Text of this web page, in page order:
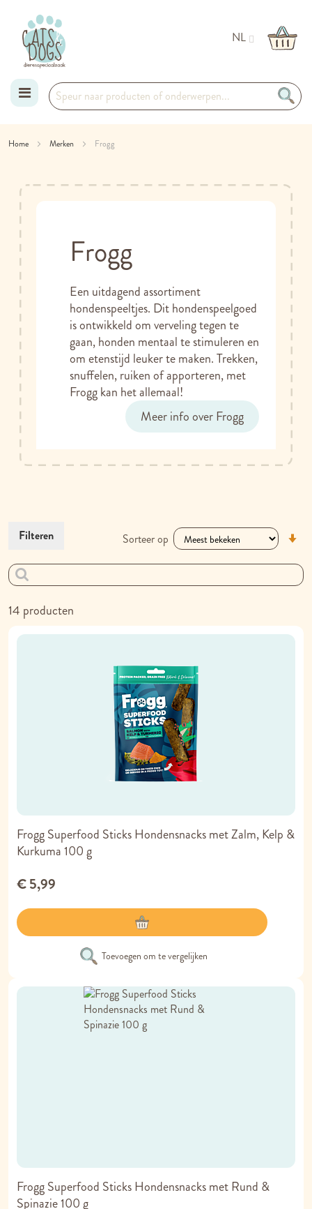
NL
inhoud
Home Merken Frogg
Frogg
Een uitdagend assortiment
hondenspeeltjes. Dit hondenspeelgoed
is ontwikkeld om verveling tegen te
gaan, honden mentaal te stimuleren en
om etenstijd leuker te maken. Trekken,
snuffelen, ruiken of apporteren, met
Frogg kan het allemaal!
Meer info over Frogg
14 producten
Sorteer op
Frogg Superfood Sticks Hondensnacks met Zalm, Kelp &
Kurkuma 100 g
€ 5,99
Toevoegen om te vergelijken
Frogg Superfood Sticks Hondensnacks met Rund &
Spinazie 100 g
Filteren